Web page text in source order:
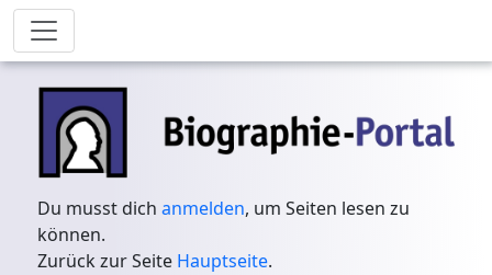
Du musst dichanmelden, um Seiten lesen zu
können.
Zurück zur Seite Hauptseite.